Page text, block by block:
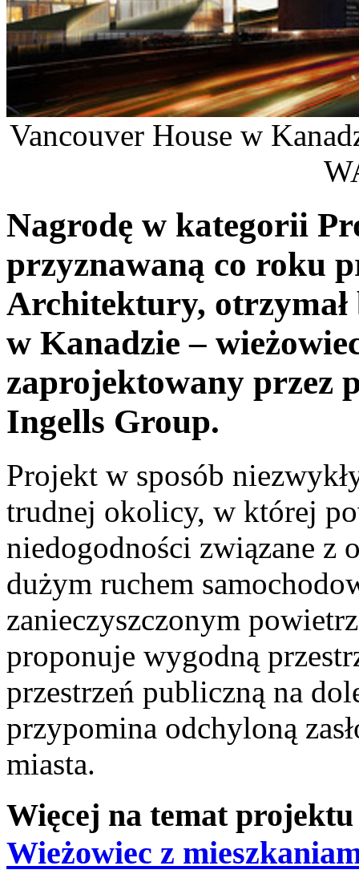
Vancouver House w
Nagrodę w kategorii
przyznawaną co roku
Architektury, otrzymał
w Kanadzie –
zaprojektowany przez
Ingells Group.
Projekt w sposób
trudnej okolicy, w której
niedogodności związane z
dużym ruchem
zanieczyszczonym
proponuje wygodną
przestrzeń publiczną na
przypomina odchyloną
miasta.
Więcej na temat
Wieżowiec z